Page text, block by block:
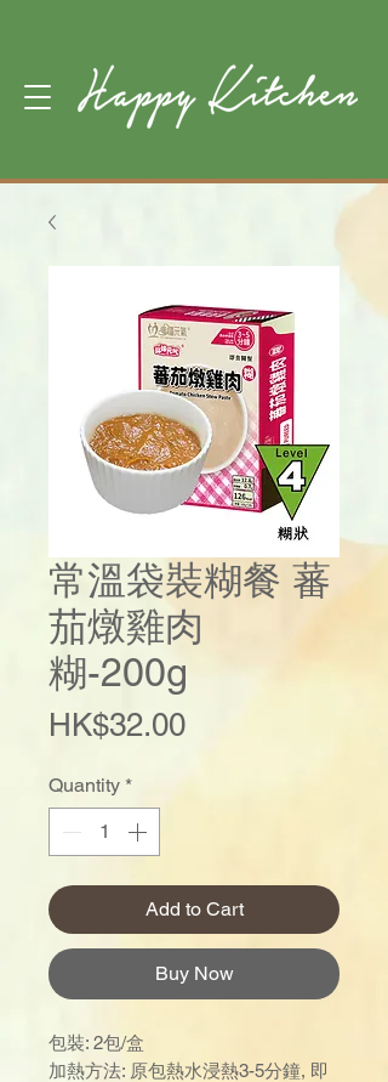
常溫袋裝糊餐 蕃
茄燉雞肉
糊-200g
HK$32.00Price
Quantity *
Add to Cart
Buy Now
包裝: 2包/盒
加熱方法: 原包熱水浸熱3-5分鐘, 即